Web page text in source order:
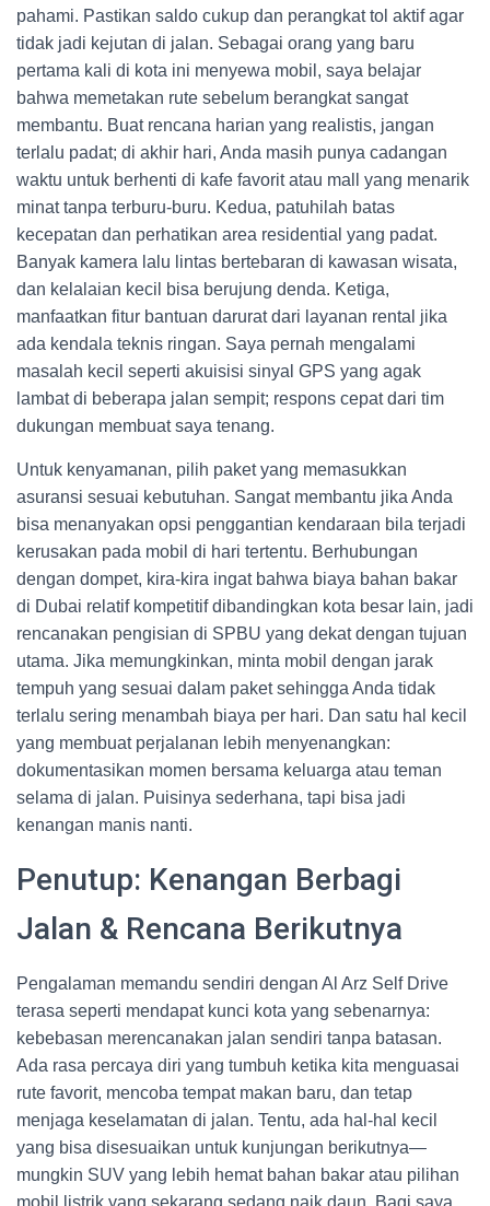
pahami. Pastikan saldo cukup dan perangkat tol aktif agar
tidak jadi kejutan di jalan. Sebagai orang yang baru
pertama kali di kota ini menyewa mobil, saya belajar
bahwa memetakan rute sebelum berangkat sangat
membantu. Buat rencana harian yang realistis, jangan
terlalu padat; di akhir hari, Anda masih punya cadangan
waktu untuk berhenti di kafe favorit atau mall yang menarik
minat tanpa terburu-buru. Kedua, patuhilah batas
kecepatan dan perhatikan area residential yang padat.
Banyak kamera lalu lintas bertebaran di kawasan wisata,
dan kelalaian kecil bisa berujung denda. Ketiga,
manfaatkan fitur bantuan darurat dari layanan rental jika
ada kendala teknis ringan. Saya pernah mengalami
masalah kecil seperti akuisisi sinyal GPS yang agak
lambat di beberapa jalan sempit; respons cepat dari tim
dukungan membuat saya tenang.
Untuk kenyamanan, pilih paket yang memasukkan
asuransi sesuai kebutuhan. Sangat membantu jika Anda
bisa menanyakan opsi penggantian kendaraan bila terjadi
kerusakan pada mobil di hari tertentu. Berhubungan
dengan dompet, kira-kira ingat bahwa biaya bahan bakar
di Dubai relatif kompetitif dibandingkan kota besar lain, jadi
rencanakan pengisian di SPBU yang dekat dengan tujuan
utama. Jika memungkinkan, minta mobil dengan jarak
tempuh yang sesuai dalam paket sehingga Anda tidak
terlalu sering menambah biaya per hari. Dan satu hal kecil
yang membuat perjalanan lebih menyenangkan:
dokumentasikan momen bersama keluarga atau teman
selama di jalan. Puisinya sederhana, tapi bisa jadi
kenangan manis nanti.
Penutup: Kenangan Berbagi
Jalan & Rencana Berikutnya
Pengalaman memandu sendiri dengan Al Arz Self Drive
terasa seperti mendapat kunci kota yang sebenarnya:
kebebasan merencanakan jalan sendiri tanpa batasan.
Ada rasa percaya diri yang tumbuh ketika kita menguasai
rute favorit, mencoba tempat makan baru, dan tetap
menjaga keselamatan di jalan. Tentu, ada hal-hal kecil
yang bisa disesuaikan untuk kunjungan berikutnya—
mungkin SUV yang lebih hemat bahan bakar atau pilihan
mobil listrik yang sekarang sedang naik daun. Bagi saya,